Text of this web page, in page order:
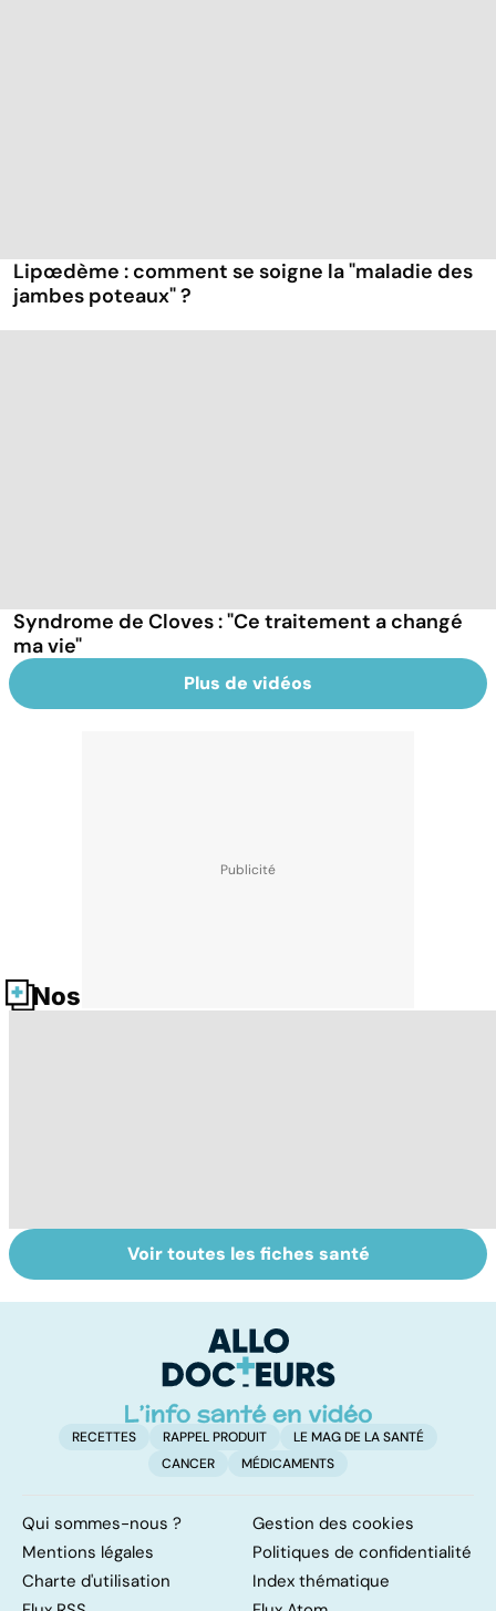
Lipœdème : comment se soigne la "maladie des
jambes poteaux" ?
Syndrome de Cloves : "Ce traitement a changé
ma vie"
Plus de vidéos
Nos fiches santé
Le lupus, une
maladie
Anémie :
symptômes,
traitements
Voir toutes les fiches santé
RECETTES RAPPEL PRODUIT
LE MAG DE LA SANTÉ
CANCER
MÉDICAMENTS
Qui sommes-nous ?
Gestion des cookies
Mentions légales
Politiques de confidentialité
Charte d'utilisation
Index thématique